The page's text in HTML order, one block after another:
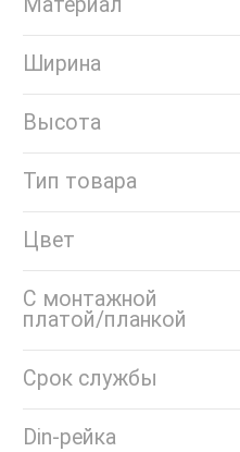
Материал
Ширина
Высота
Тип товара
Цвет
С монтажной
платой/планкой
Срок службы
Din-рейка